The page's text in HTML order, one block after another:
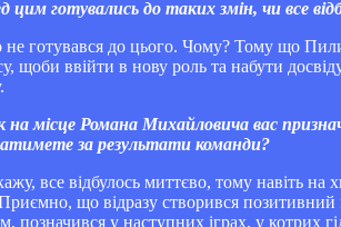
цим готувались до таких змін, чи все
готувався до цього. Чому? Тому що
щоби ввійти в нову роль та набути
місце Романа Михайловича вас
за результати команди?
все відбулось миттєво, тому навіть
що відразу створився позитивний
позначився у наступних іграх, у